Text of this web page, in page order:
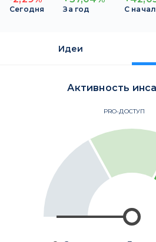
Сегодня За год С
Идеи
Активность
PRO-ДОСТУП